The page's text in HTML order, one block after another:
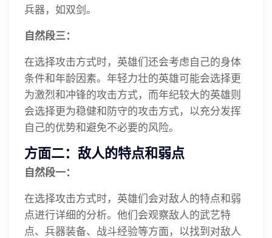
兵器，如双剑。
自然段三：
在选择攻击方式时，英雄们还会考虑自己的身体
条件和年龄因素。年轻力壮的英雄可能会选择更
为激烈和冲锋的攻击方式，而年纪较大的英雄则
会选择更为稳健和防守的攻击方式，以充分发挥
自己的优势和避免不必要的风险。
方面二：敌人的特点和弱点
自然段一：
在选择攻击方式时，英雄们会对敌人的特点和弱
点进行详细的分析。他们会观察敌人的武艺特
点、兵器装备、战斗经验等方面，以找到对敌人